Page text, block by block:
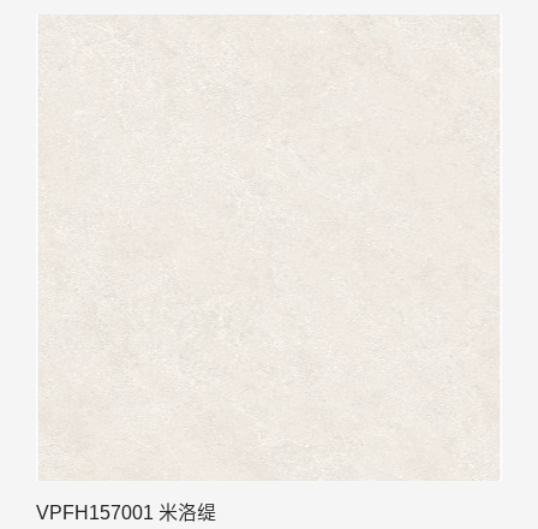
VPFH157001 米洛缇